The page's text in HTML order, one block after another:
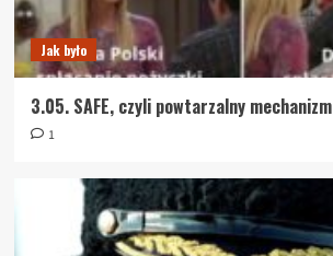
Jak było
3.05. SAFE, czyli powtarzalny mechanizm
1